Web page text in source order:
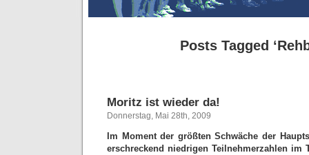
Posts Tagged
Moritz ist wieder da!
Donnerstag, Mai 28th, 2009
Im Moment der größten Schwäche der
erschreckend niedrigen Teilnehmerzahlen im